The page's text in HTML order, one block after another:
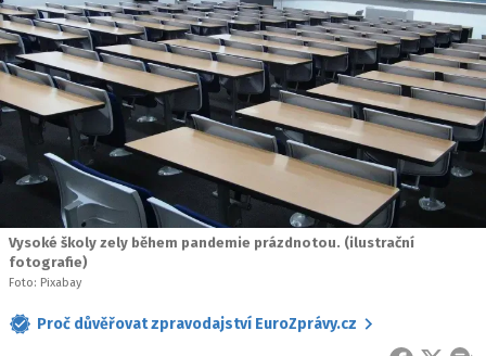
Vysoké školy zely během pandemie prázdnotou. (ilustrační
fotografie)
Foto: Pixabay
Proč důvěřovat zpravodajství EuroZprávy.cz